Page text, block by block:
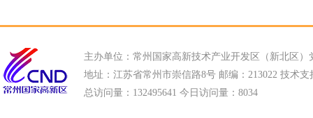
主办单位：常州国家高新技术产业开发区（新北区）
地址：江苏省常州市崇信路8号 邮编：213022 技术支
总访问量： 132495641 今日访问量： 8034